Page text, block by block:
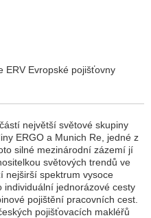
ERV Evropské pojišťovny
největší světové skupiny
ERGO a Munich Re, jedné z
silné mezinárodní zázemí jí
světových trendů ve
nejširší spektrum vysoce
jednorázové cesty
pojištění pracovních cest.
pojišťovacích makléřů